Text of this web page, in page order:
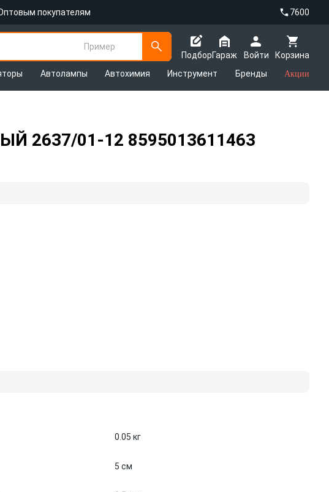
покупателям 7600
Пример
Подбор
Корзина
Гараж
Войти
Автолампы Автохимия Инструмент Бренды Акции
2637/01-12 8595013611463
0.05 кг
5 см